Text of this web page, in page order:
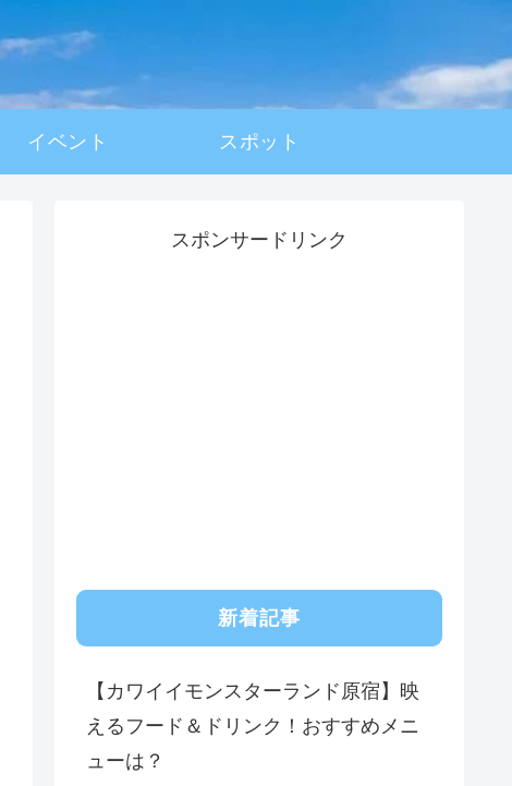
イベント スポット
スポンサードリンク
新着記事
【カワイイモンスターランド原宿】映
えるフード＆ドリンク！おすすめメニ
ューは？